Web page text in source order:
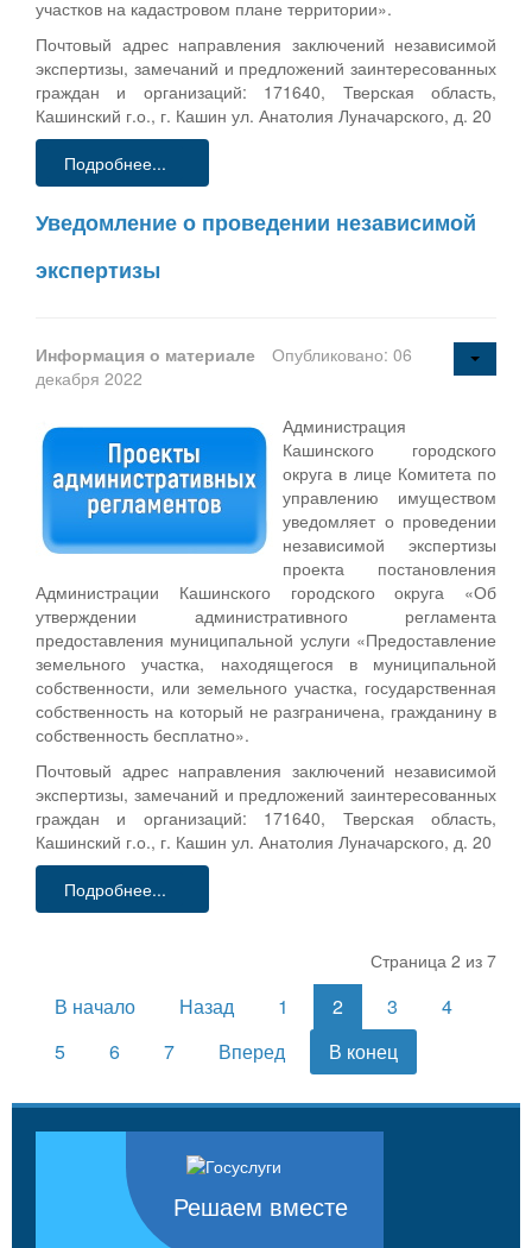
участков на кадастровом плане территории».
Почтовый адрес направления заключений независимой
экспертизы, замечаний и предложений заинтересованных
граждан и организаций: 171640, Тверская область,
Кашинский г.о., г. Кашин ул. Анатолия Луначарского, д. 20
Подробнее...
Уведомление о проведении независимой
экспертизы
Информация о материале
Опубликовано: 06
декабря 2022
Администрация
Кашинского городского
округа в лице Комитета по
управлению имуществом
уведомляет о проведении
независимой экспертизы
проекта постановления
Администрации Кашинского городского округа «Об
утверждении административного регламента
предоставления муниципальной услуги «Предоставление
земельного участка, находящегося в муниципальной
собственности, или земельного участка, государственная
собственность на который не разграничена, гражданину в
собственность бесплатно».
Почтовый адрес направления заключений независимой
экспертизы, замечаний и предложений заинтересованных
граждан и организаций: 171640, Тверская область,
Кашинский г.о., г. Кашин ул. Анатолия Луначарского, д. 20
Подробнее...
Страница 2 из 7
В начало Назад 1 2 3
4
5
6 7 Вперед В конец
Решаем вместе